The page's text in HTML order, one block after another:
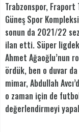
Trabzonspor, Fraport
Güneş Spor
sonun da 2021/22
ilan etti. Süper
Ahmet Ağaoğlu’nun
ördük, ben o duvar
mimar, Abdullah
o zaman için de
değerlendirmeyi